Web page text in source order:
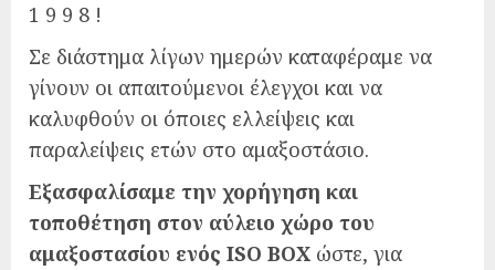
1 9 9 8 !
Σε διάστημα λίγων ημερών καταφέραμε να
γίνουν οι απαιτούμενοι έλεγχοι και να
καλυφθούν οι όποιες ελλείψεις και
παραλείψεις ετών στο αμαξοστάσιο.
Εξασφαλίσαμε την χορήγηση και
τοποθέτηση στον αύλειο χώρο του
αμαξοστασίου ενός ISO BOX ώστε, για